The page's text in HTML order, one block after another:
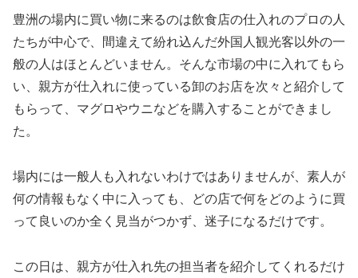
豊洲の場内に買い物に来るのは飲食店の仕入れのプロの人
たちが中心で、間違えて紛れ込んだ外国人観光客以外の一
般の人はほとんどいません。そんな市場の中に入れてもら
い、親方が仕入れに使っている卸のお店を次々と紹介して
もらって、マグロやウニなどを購入することができまし
た。
場内には一般人も入れないわけではありませんが、素人が
何の情報もなく中に入っても、どの店で何をどのように買
って良いのか全く見当がつかず、迷子になるだけです。
この日は、親方が仕入れ先の担当者を紹介してくれるだけ